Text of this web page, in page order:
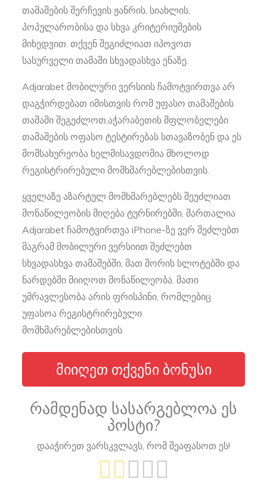
თამაშების შერჩევის ჟანრის, სიახლის,
პოპულარობისა და სხვა კრიტერიუმების
მიხედვით. თქვენ შეგიძლიათ იპოვოთ
სასურველი თამაში სხვადასხვა ენაზე.
Adjarabet მობილური ვერსიის ჩამოტვირთვა არ
დაგჭირდებათ იმისთვის რომ უფასო თამაშების
თამაში შეგეძლოთ,აჭარაბეთის მფლობელები
თამაშების ოფასო ტესტირებას სთავაზობენ და ეს
მომსახურეობა ხელმისავდომია მხოლოდ
რეგისტრირებული მომხმარებლებისთვის.
ყველაზე აზარტულ მომხმარებლებს შეუძლიათ
მონაწილეობის მიღება ტურნირებში, მართალია
Adjarabet ჩამოტვირთვა iPhone-ზე ვერ შეძლებთ
მაგრამ მობილური ვერსიით შეძლებთ
სხვადასხვა თამაშებში, მათ შორის სლოტებში და
ნარდებში მიიღოთ მონაწილეობა. მათი
უმრავლესობა არის ფრისპინი, რომლებიც
უფასოა რეგისტრირებული
მომხმარებლებისთვის.
ᲛᲘᲘᲦᲔᲗ ᲗᲥᲕᲔᲜᲘ ᲑᲝᲜᲣᲡᲘ
რამდენად სასარგებლოა ეს
პოსტი?
დააჭირეთ ვარსკვლავს, რომ შეაფასოთ ეს!